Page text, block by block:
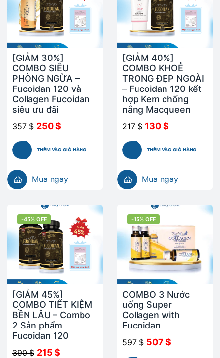
[GIẢM 30%]
COMBO SIÊU
PHÒNG NGỪA –
Fucoidan 120 và
Collagen Fucoidan
siêu ưu đãi
357$ 250$
THÊM VÀO GIỎ HÀNG
Mua ngay
[GIẢM 40%]
COMBO KHOẺ
TRONG ĐẸP NGOÀI
– Fucoidan 120 kết
hợp Kem chống
nắng Macqueen
217$ 130$
THÊM VÀO GIỎ HÀNG
Mua ngay
-45% OFF
[GIẢM 45%]
COMBO TIẾT KIỆM
BỀN LÂU – Combo
2 Sản phẩm
Fucoidan 120
390$ 215$
-15% OFF
COMBO 3 Nước
uống Super
Collagen with
Fucoidan
597$ 507$